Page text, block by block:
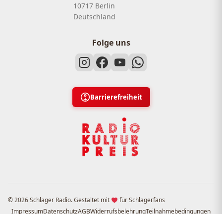
10717 Berlin
Deutschland
Folge uns
Barrierefreiheit
© 2026 Schlager Radio. Gestaltet mit
für Schlagerfans
ImpressumDatenschutzAGBWiderrufsbelehrungTeilnahmebedingungen